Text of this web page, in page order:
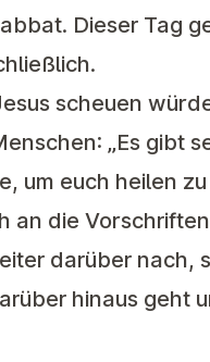
Dieser Tag
scheuen
„Es gibt
um euch heilen
an die
darüber nach,
hinaus geht